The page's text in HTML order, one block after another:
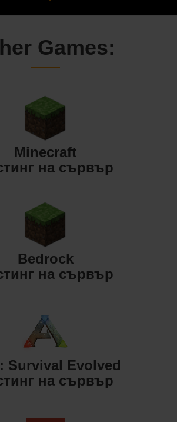
Games:
Minecraft
на сървър
Bedrock
на сървър
Survival Evolved
на сървър